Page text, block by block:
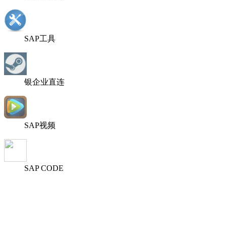
SAP工具
银企业直连
SAP视频
SAP CODE